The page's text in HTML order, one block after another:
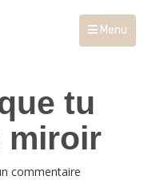
Menu
tu
miroir
commentaire